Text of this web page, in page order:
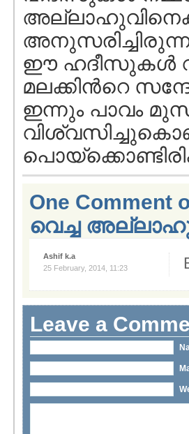
ഈ ഹദീസുകള്‍
മലക്കിന്‍റെ
ഇന്നും പാവം
One
വെച്ച
Ashif k.a
25 February, 2014, 11:23
Leave a